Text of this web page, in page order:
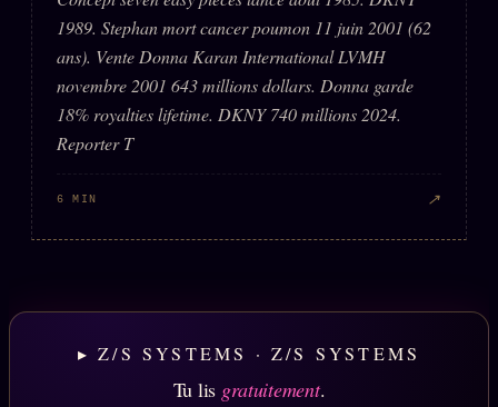
1989. Stephan mort cancer poumon 11 juin 2001 (62
ans). Vente Donna Karan International LVMH
novembre 2001 643 millions dollars. Donna garde
18% royalties lifetime. DKNY 740 millions 2024.
Reporter T
6 MIN ↗
▸ Z/S SYSTEMS · Z/S SYSTEMS
Tu lis gratuitement.